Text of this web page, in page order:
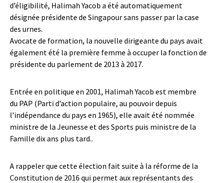
d’éligibilité, Halimah Yacob a été automatiquement
désignée présidente de Singapour sans passer par la case
des urnes.
Avocate de formation, la nouvelle dirigeante du pays avait
également été la première femme à occuper la fonction de
présidente du parlement de 2013 à 2017.
Entrée en politique en 2001, Halimah Yacob est membre
du PAP (Parti d’action populaire, au pouvoir depuis
l’indépendance du pays en 1965), elle avait été nommée
ministre de la Jeunesse et des Sports puis ministre de la
Famille dix ans plus tard..
A rappeler que cette élection fait suite à la réforme de la
Constitution de 2016 qui permet aux représentants des